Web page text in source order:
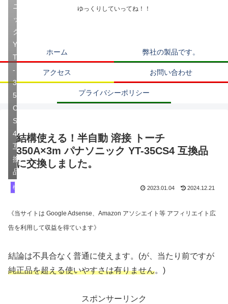
ゆっくりしていってね！！
ホーム 弊社の製品です。
アクセス お問い合わせ
プライバシーポリシー
結構使える！半自動 溶接 トーチ
350A×3m パナソニック YT-35CS4 互換品
に交換しました。
機械紹介 修理 改造
ニ
ッ
ク
Y
T
-
3
5
C
S
4
互
換
品
2023.01.04 2024.12.21
《当サイトは Google Adsense、Amazon アソシエイト等 アフィリエイト広
告を利用して収益を得ています》
結論は不具合なく普通に使えます。(が、当たり前ですが
純正品を超える使いやすさは有りません。)
スポンサーリンク